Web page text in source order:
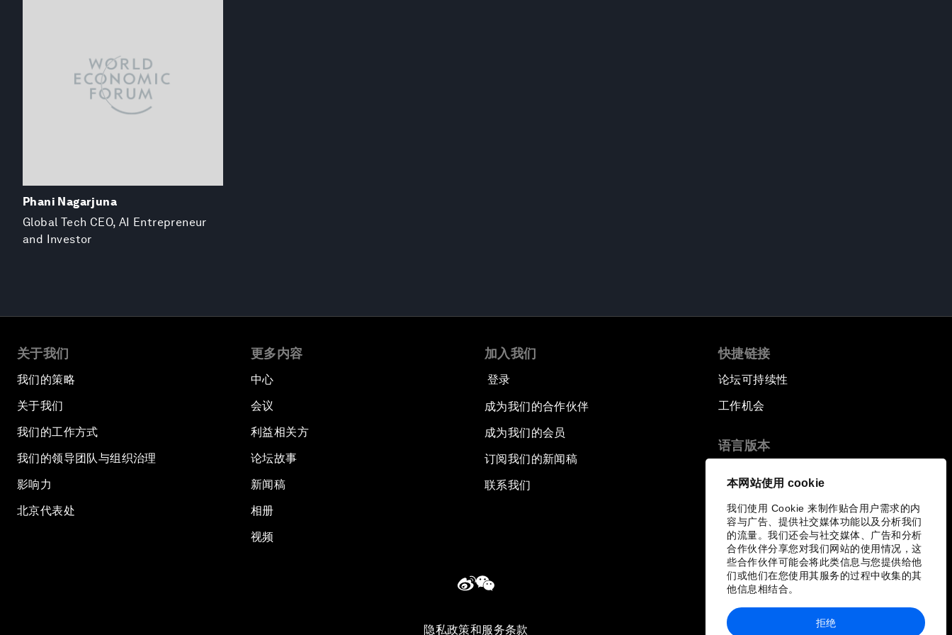
本网站使用 cookie
我们使用 Cookie 来制作贴合用户需求的内
容与广告、提供社交媒体功能以及分析我们
的流量。我们还会与社交媒体、广告和分析
合作伙伴分享您对我们网站的使用情况，这
些合作伙伴可能会将此类信息与您提供给他
们或他们在您使用其服务的过程中收集的其
他信息相结合。
拒绝
Phani Nagarjuna
Global Tech CEO, AI Entrepreneur
and Investor
关于我们
我们的策略
关于我们
我们的工作方式
我们的领导团队与组织治理
影响力
北京代表处
更多内容
中心
会议
利益相关方
论坛故事
新闻稿
相册
视频
加入我们
登录
成为我们的合作伙伴
成为我们的会员
订阅我们的新闻稿
联系我们
快捷链接
论坛可持续性
工作机会
语言版本
隐私政策和服务条款